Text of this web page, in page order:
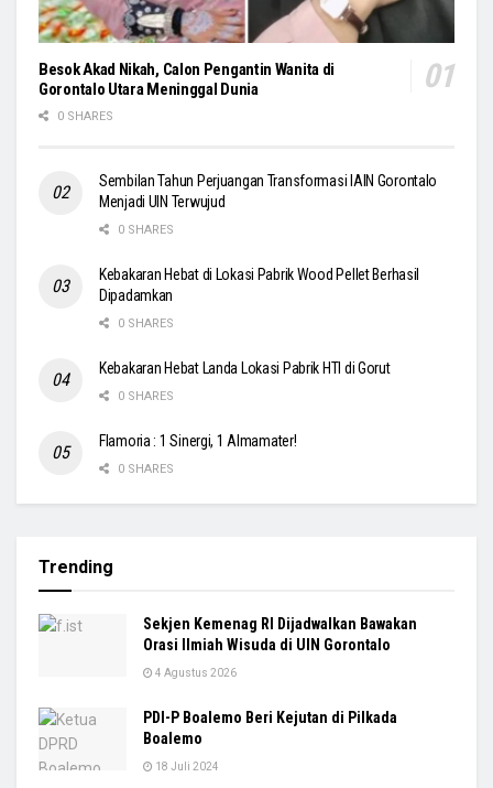
Besok Akad Nikah, Calon Pengantin Wanita di
Gorontalo Utara Meninggal Dunia
0 SHARES
Sembilan Tahun Perjuangan Transformasi IAIN Gorontalo
Menjadi UIN Terwujud
0 SHARES
Kebakaran Hebat di Lokasi Pabrik Wood Pellet Berhasil
Dipadamkan
0 SHARES
Kebakaran Hebat Landa Lokasi Pabrik HTI di Gorut
0 SHARES
Flamoria : 1 Sinergi, 1 Almamater!
0 SHARES
Trending
Sekjen Kemenag RI Dijadwalkan Bawakan
Orasi Ilmiah Wisuda di UIN Gorontalo
4 Agustus 2026
PDI-P Boalemo Beri Kejutan di Pilkada
Boalemo
18 Juli 2024